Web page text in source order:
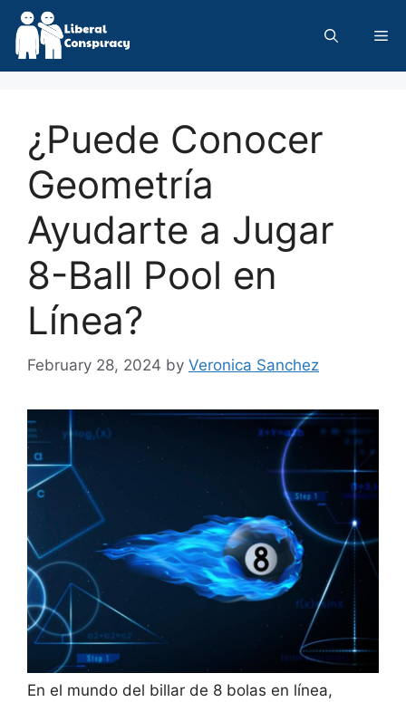
Skip
content
¿Puede Conocer
Geometría
Ayudarte a Jugar
8-Ball Pool en
Línea?
February 28, 2024 by Veronica Sanchez
En el mundo del billar de 8 bolas en línea,